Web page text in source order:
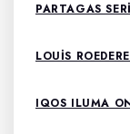
PARTAGAS
LOUIS
IQOS ILUMA